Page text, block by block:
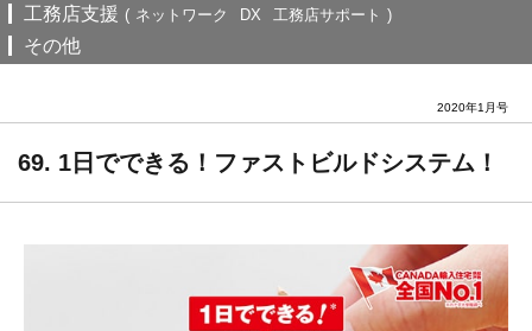
工務店支援 ( ネットワーク DX 工務店サポート )
その他
2020年1月号
69. 1日でできる！ファストビルドシステム！